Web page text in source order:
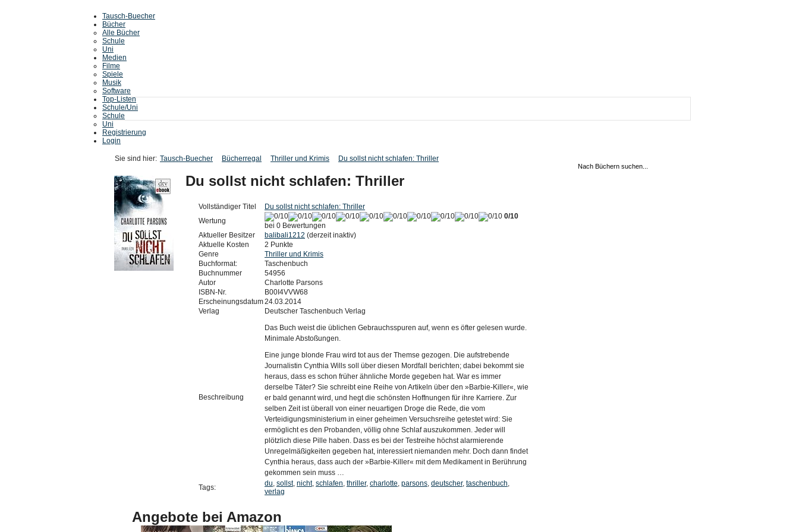
Tausch-Buecher
Bücher
Alle Bücher
Schule
Uni
Medien
Filme
Spiele
Musik
Software
Top-Listen
Schule/Uni
Schule
Uni
Registrierung
Login
Sie sind hier: Tausch-Buecher Bücherregal Thriller und Krimis Du sollst nicht schlafen: Thriller
Du sollst nicht schlafen: Thriller
Vollständiger Titel
Du sollst nicht schlafen: Thriller
Wertung
0/10
bei 0 Bewertungen
Aktueller Besitzer
balibali1212 (derzeit inaktiv)
Aktuelle Kosten
2 Punkte
Genre
Thriller und Krimis
Buchformat:
Taschenbuch
Buchnummer
54956
Autor
Charlotte Parsons
ISBN-Nr.
B00I4VVW68
Erscheinungsdatum24.03.2014
Verlag
Deutscher Taschenbuch Verlag
Beschreibung
Das Buch weist die üblichen Gebrauchsspuren auf, wenn es öfter gelesen wurde.
Minimale Abstoßungen.
Eine junge blonde Frau wird tot aus der Themse gezogen. Die aufstrebende
Journalistin Cynthia Wills soll über diesen Mordfall berichten; dabei bekommt sie
heraus, dass es schon früher ähnliche Morde gegeben hat. War es immer
derselbe Täter? Sie schreibt eine Reihe von Artikeln über den »Barbie-Killer«, wie
er bald genannt wird, und hegt die schönsten Hoffnungen für ihre Karriere. Zur
selben Zeit ist überall von einer neuartigen Droge die Rede, die vom
Verteidigungsministerium in einer geheimen Versuchsreihe getestet wird: Sie
ermöglicht es den Probanden, völlig ohne Schlaf auszukommen. Jeder will
plötzlich diese Pille haben. Dass es bei der Testreihe höchst alarmierende
Unregelmäßigkeiten gegeben hat, interessiert niemanden mehr. Doch dann findet
Cynthia heraus, dass auch der »Barbie-Killer« mit dem Medikament in Berührung
gekommen sein muss …
Tags:
du, sollst, nicht, schlafen, thriller, charlotte, parsons, deutscher, taschenbuch,
verlag
Angebote bei Amazon